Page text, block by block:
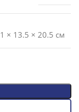
1 × 13.5 × 20.5 см